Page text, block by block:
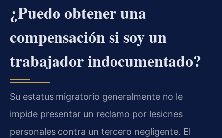
¿Puedo obtener una
compensación si soy un
trabajador indocumentado?
Su estatus migratorio generalmente no le
impide presentar un reclamo por lesiones
personales contra un tercero negligente. El